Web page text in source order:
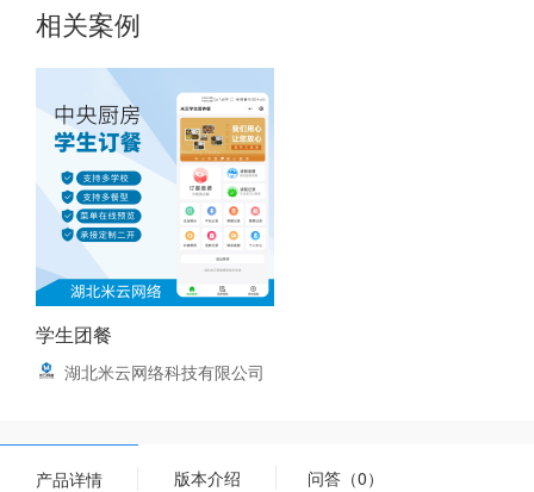
相关案例
学生团餐
湖北米云网络科技有限公司
产品详情 版本介绍 问答（0）